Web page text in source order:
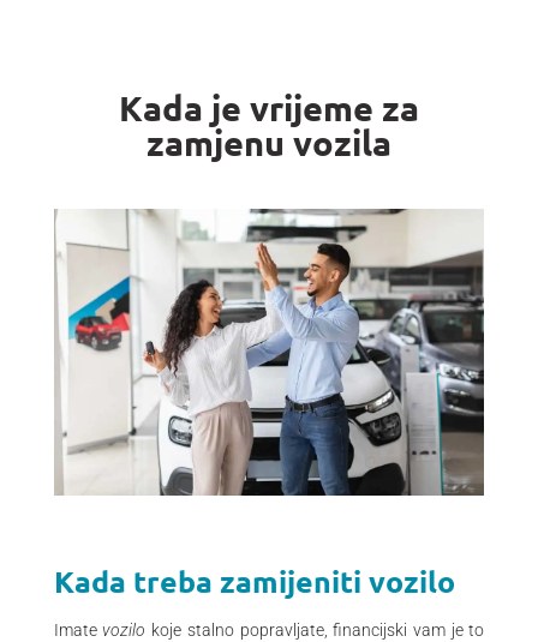
Kada je vrijeme za
zamjenu vozila
Kada treba zamijeniti vozilo
Imatevozilo koje stalno popravljate, financijski vam je to